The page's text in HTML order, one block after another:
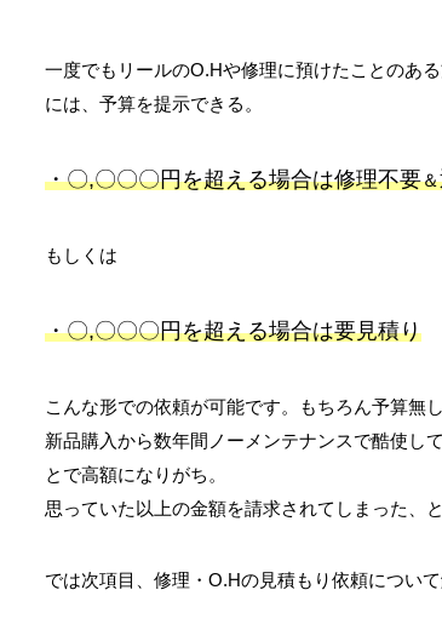
一度でもリールのO.Hや修理に預けたことのあ
には、予算を提示できる。
・〇,〇〇〇円を超える場合は修理不要＆
もしくは
・〇,〇〇〇円を超える場合は要見積り
こんな形での依頼が可能です。もちろん予算無
新品購入から数年間ノーメンテナンスで酷使し
とで高額になりがち。
思っていた以上の金額を請求されてしまった、
では次項目、修理・O.Hの見積もり依頼について